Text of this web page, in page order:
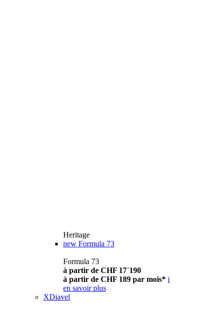
Heritage
new Formula 73
Formula 73
à partir de CHF 17´190
à partir de CHF 189 par mois* i
en savoir plus
XDiavel